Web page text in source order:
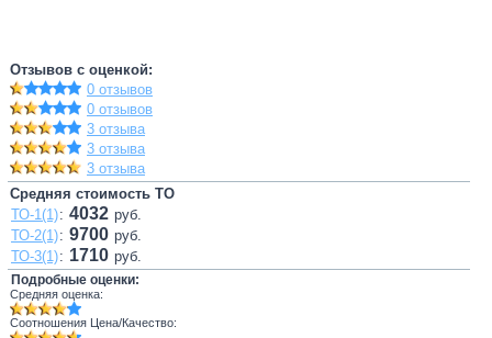
Отзывов с оценкой:
0 отзывов
0 отзывов
3 отзыва
3 отзыва
3 отзыва
Средняя стоимость ТО
ТО-1(1): 4032 руб.
ТО-2(1): 9700 руб.
ТО-3(1): 1710 руб.
Подробные оценки:
Средняя оценка:
Соотношения Цена/Качество: